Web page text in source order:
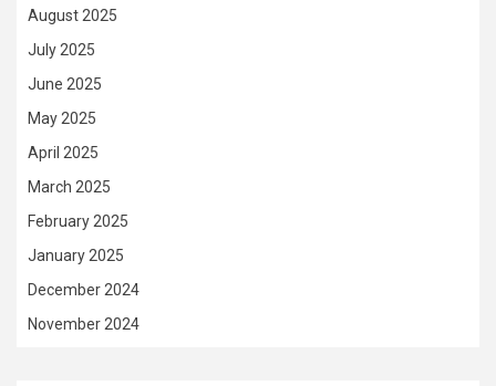
August 2025
July 2025
June 2025
May 2025
April 2025
March 2025
February 2025
January 2025
December 2024
November 2024